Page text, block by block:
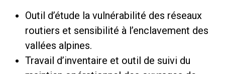
Outil d’étude la vulnérabilité des réseaux
routiers et sensibilité à l’enclavement des
vallées alpines.
Travail d’inventaire et outil de suivi du